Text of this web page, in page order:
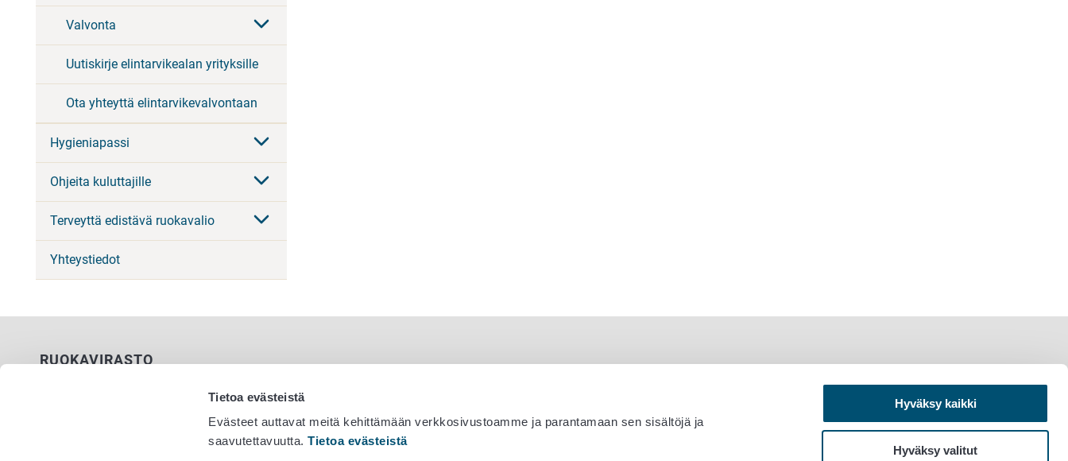
Tietoa evästeistä
Evästeet auttavat meitä kehittämään verkkosivustoamme ja parantamaan sen sisältöjä ja
saavutettavuutta.Tietoa evästeistä
Hyväksy kaikki
Hyväksy valitut
Valvonta
Uutiskirje elintarvikealan yrityksille
Ota yhteyttä elintarvikevalvontaan
Hygieniapassi
Ohjeita kuluttajille
Terveyttä edistävä ruokavalio
Yhteystiedot
RUOKAVIRASTO